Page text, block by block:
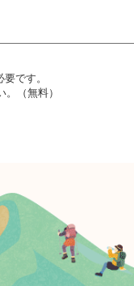
です。
（無料）